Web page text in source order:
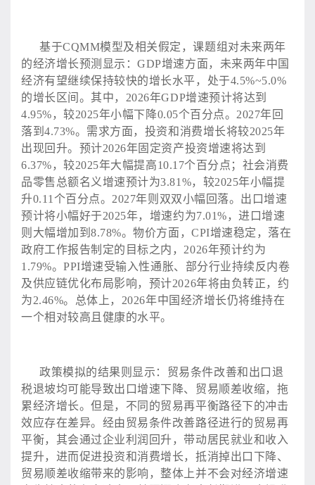
基于CQMM模型及相关假定，课题组对未来两年
的经济增长预测显示：GDP增速方面，未来两年中国
经济有望继续保持较快的增长水平，处于4.5%~5.0%
的增长区间。其中，2026年GDP增速预计将达到
4.95%，较2025年小幅下降0.05个百分点。2027年回
落到4.73%。需求方面，投资和消费增长将较2025年
出现回升。预计2026年固定资产投资增速将达到
6.37%，较2025年大幅提高10.17个百分点；社会消费
品零售总额名义增速预计为3.81%，较2025年小幅提
升0.11个百分点。2027年则双双小幅回落。出口增速
预计将小幅好于2025年，增速约为7.01%，进口增速
则大幅增加到8.78%。物价方面，CPI增速稳定，落在
政府工作报告制定的目标之内，2026年预计约为
1.79%。PPI增速受输入性通胀、部分行业持续反内卷
及供应链优化布局影响，预计2026年将由负转正，约
为2.46%。总体上，2026年中国经济增长仍将维持在
一个相对较高且健康的水平。
政策模拟的结果则显示：贸易条件改善和出口退
税退坡均可能导致出口增速下降、贸易顺差收缩，拖
累经济增长。但是，不同的贸易再平衡路径下的冲击
效应存在差异。经由贸易条件改善路径进行的贸易再
平衡，其会通过企业利润回升，带动居民就业和收入
提升，进而促进投资和消费增长，抵消掉出口下降、
贸易顺差收缩带来的影响，整体上并不会对经济增速